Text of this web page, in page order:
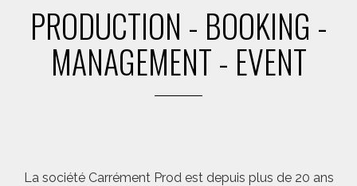
PRODUCTION - BOOKING -
MANAGEMENT - EVENT
La société Carrément Prod est depuis plus de 20 ans